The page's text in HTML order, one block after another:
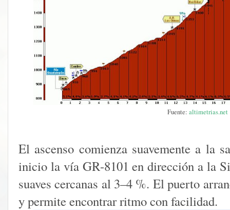
Fuente: altimetrias.net
El ascenso comienza suavemente a la
inicio la vía GR-8101 en dirección a la
suaves cercanas al 3–4 %. El puerto
y permite encontrar ritmo con facilidad.